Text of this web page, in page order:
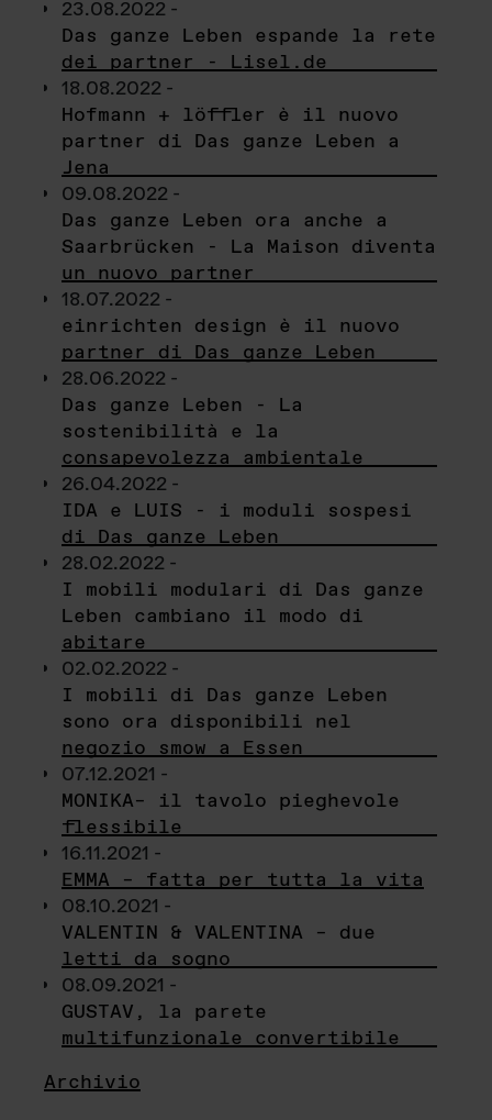
23.08.2022 -
Das ganze Leben espande la rete
dei partner - Lisel.de
18.08.2022 -
Hofmann + löffler è il nuovo
partner di Das ganze Leben a
Jena
09.08.2022 -
Das ganze Leben ora anche a
Saarbrücken - La Maison diventa
un nuovo partner
18.07.2022 -
einrichten design è il nuovo
partner di Das ganze Leben
28.06.2022 -
Das ganze Leben - La
sostenibilità e la
consapevolezza ambientale
26.04.2022 -
IDA e LUIS - i moduli sospesi
di Das ganze Leben
28.02.2022 -
I mobili modulari di Das ganze
Leben cambiano il modo di
abitare
02.02.2022 -
I mobili di Das ganze Leben
sono ora disponibili nel
negozio smow a Essen
07.12.2021 -
MONIKA– il tavolo pieghevole
flessibile
16.11.2021 -
EMMA – fatta per tutta la vita
08.10.2021 -
VALENTIN & VALENTINA – due
letti da sogno
08.09.2021 -
GUSTAV, la parete
multifunzionale convertibile
Archivio